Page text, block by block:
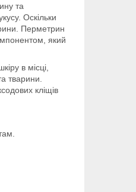
та
Оскільки
Перметрин
який
в місці,
тварини.
кліщів